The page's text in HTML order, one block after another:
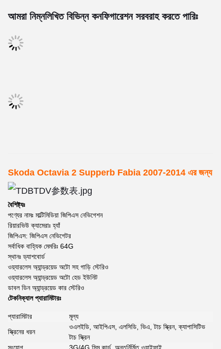
আমরা নিম্নলিখিত বিভিন্ন কনফিগারেশন সরবরাহ করতে পারিঃ
Skoda Octavia 2 Supperb Fabia 2007-2014 এর জন্য
বৈশিষ্ট্যঃ
পণ্যের নামঃ মাল্টিমিডিয়া জিপিএস নেভিগেশন
রিয়ারভিউ ক্যামেরাঃ হ্যাঁ
জিপিএস: জিপিএস নেভিগেটর
সর্বাধিক বাহ্যিক মেমরিঃ 64G
স্থানঃ ড্যাশবোর্ড
ওয়্যারলেস অ্যান্ড্রয়েড অটো সহ গাড়ি স্টেরিও
ওয়্যারলেস অ্যান্ড্রয়েড অটো হেড ইউনিট
ডাবল ডিন অ্যান্ড্রয়েড কার স্টেরিও
টেকনিক্যাল প্যারামিটারঃ
প্যারামিটার
মূল্য
স্ক্রিনের ধরন
ওএলইডি, আইপিএস, এলসিডি, ভিএ, টাচ স্ক্রিন, ক্যাপাসিটিভ
টাচ স্ক্রিন